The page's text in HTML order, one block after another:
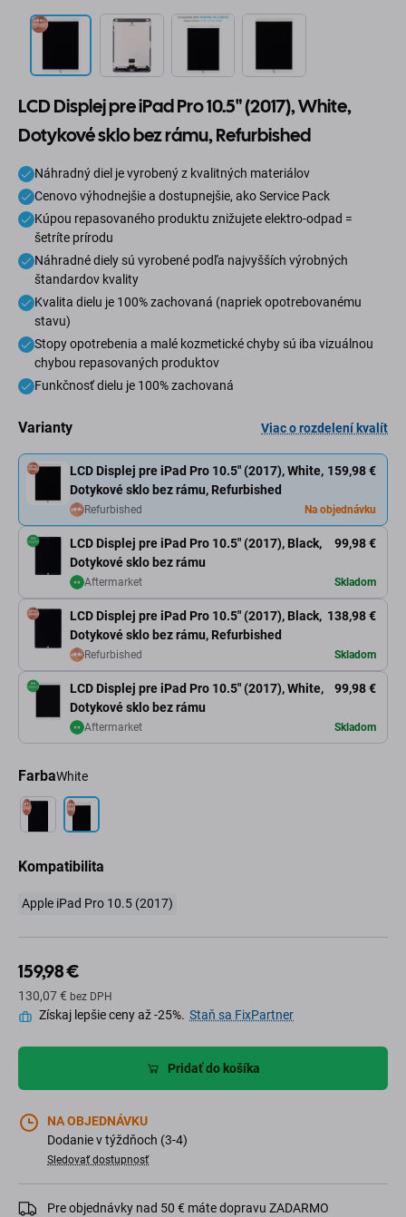
LCD Displej pre iPad Pro 10.5" (2017), White,
Dotykové sklo bez rámu, Refurbished
Náhradný diel je vyrobený z kvalitných materiálov
Cenovo výhodnejšie a dostupnejšie, ako Service Pack
Kúpou repasovaného produktu znižujete elektro-odpad =
šetríte prírodu
Náhradné diely sú vyrobené podľa najvyšších výrobných
štandardov kvality
Kvalita dielu je 100% zachovaná (napriek opotrebovanému
stavu)
Stopy opotrebenia a malé kozmetické chyby sú iba vizuálnou
chybou repasovaných produktov
Funkčnosť dielu je 100% zachovaná
Varianty Viac o rozdelení kvalít
LCD Displej pre iPad Pro 10.5" (2017), Black,
Dotykové sklo bez rámu
99,98 €
Aftermarket Skladom
LCD Displej pre iPad Pro 10.5" (2017), White,
Dotykové sklo bez rámu, Refurbished
159,98 €
Refurbished Na objednávku
LCD Displej pre iPad Pro 10.5" (2017), Black,
Dotykové sklo bez rámu, Refurbished
138,98 €
Refurbished Skladom
LCD Displej pre iPad Pro 10.5" (2017), White,
Dotykové sklo bez rámu
99,98 €
Aftermarket Skladom
FarbaWhite
Kompatibilita
Apple iPad Pro 10.5 (2017)
159,98 €
130,07 € bez DPH
Získaj lepšie ceny až -25%. Staň sa FixPartner
Pridať do košíka
NA OBJEDNÁVKU
Dodanie v týždňoch (3-4)
Sledovať dostupnosť
Pre objednávky nad 50 € máte dopravu ZADARMO